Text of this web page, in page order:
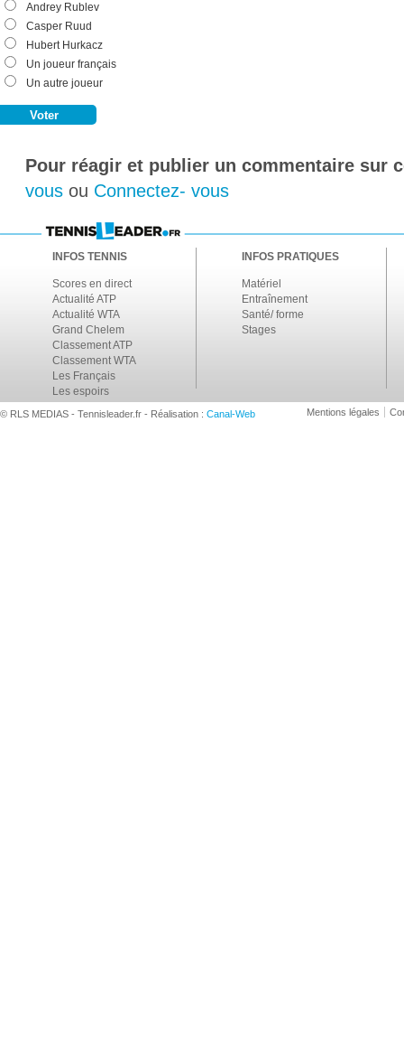
Andrey Rublev
Casper Ruud
Hubert Hurkacz
Un joueur français
Un autre joueur
Pour réagir et publier un commentaire sur
vous ou Connectez- vous
INFOS TENNIS
Scores en direct
Actualité ATP
Actualité WTA
Grand Chelem
Classement ATP
Classement WTA
Les Français
Les espoirs
INFOS PRATIQUES
Matériel
Entraînement
Santé/ forme
Stages
© RLS MEDIAS - Tennisleader.fr - Réalisation : Canal-Web Mentions légales